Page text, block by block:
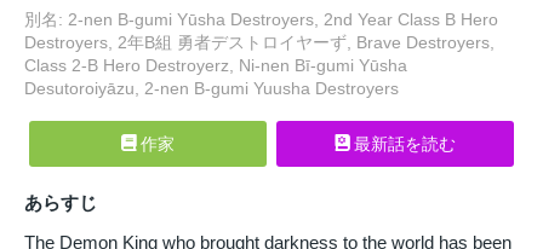
別名: 2-nen B-gumi Yūsha Destroyers, 2nd Year Class B Hero
Destroyers, 2年B組 勇者デストロイヤーず, Brave Destroyers,
Class 2-B Hero Destroyerz, Ni-nen Bī-gumi Yūsha
Desutoroiyāzu, 2-nen B-gumi Yuusha Destroyers
作家 最新話を読む
あらすじ
The Demon King who brought darkness to the world has been